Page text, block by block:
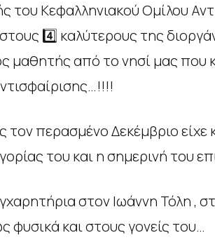
του Κεφαλληνιακού Ομίλου
4️⃣ καλύτερους της
μαθητής από το νησί μας που
τον περασμένο Δεκέμβριο
του και η σημερινή του
στον Ιωάννη Τόλη ,
φυσικά και στους γονείς του…